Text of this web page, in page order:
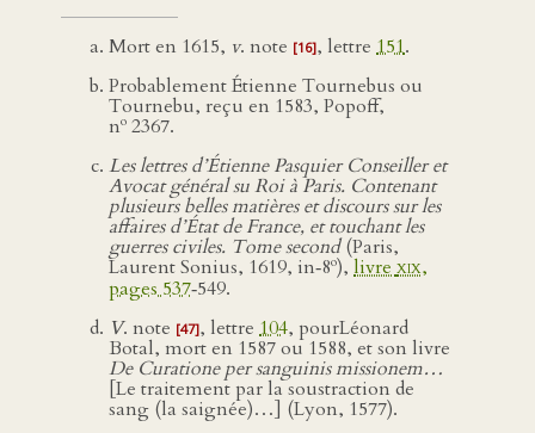
Mort en 1615, v. note [16], lettre 151.
Probablement Étienne Tournebus ou
Tournebu, reçu en 1583, Popoff,
no 2367.
Les lettres d’Étienne Pasquier Conseiller et
Avocat général su Roi à Paris. Contenant
plusieurs belles matières et discours sur les
affaires d’État de France, et touchant les
guerres civiles. Tome second(Paris,
Laurent Sonius, 1619, in‑8o), livrexix,
pages 537‑549.
V. note [47], lettre 104, pourLéonard
Botal, mort en 1587 ou 1588, et son livre
De Curatione per sanguinis missionem…
[Le traitement par la soustraction de
sang (la saignée)…] (Lyon, 1577).